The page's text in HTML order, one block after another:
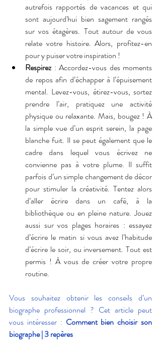
autrefois rapportés de vacances et qui
sont aujourd'hui bien sagement rangés
sur vos étagères. Tout autour de vous
relate votre histoire. Alors, profitez-en
pour y puiser votre inspiration !
Respirez : Accordez-vous des moments
de repos afin d’échapper à l’épuisement
mental. Levez-vous, étirez-vous, sortez
prendre l’air, pratiquez une activité
physique ou relaxante. Mais, bougez ! À
la simple vue d’un esprit serein, la page
blanche fuit. Il se peut également que le
cadre dans lequel vous écrivez ne
convienne pas à votre plume. Il suffit
parfois d’un simple changement de décor
pour stimuler la créativité. Tentez alors
d’aller écrire dans un café, à la
bibliothèque ou en pleine nature. Jouez
aussi sur vos plages horaires : essayez
d’écrire le matin si vous avez l’habitude
d’écrire le soir, ou inversement. Tout est
permis ! À vous de créer votre propre
routine.
Vous souhaitez obtenir les conseils d’un
biographe professionnel ? Cet article peut
vous intéresser : Comment bien choisir son
biographe | 3 repères